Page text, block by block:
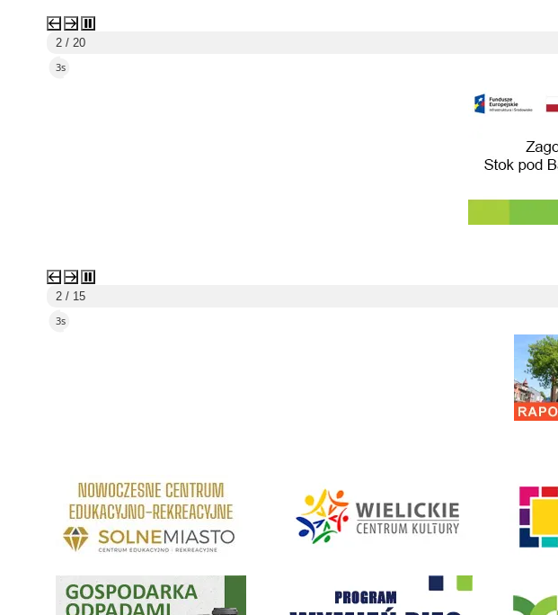
2 / 20
2s
2 / 15
2s
Raporty
link do strony Centrum Edukacyjno Rekreacyjne
Gospodarka odpadami na terenie Miasta i Gminy WieliczkaProgram "Czyste Powietrze" - Wieliczka